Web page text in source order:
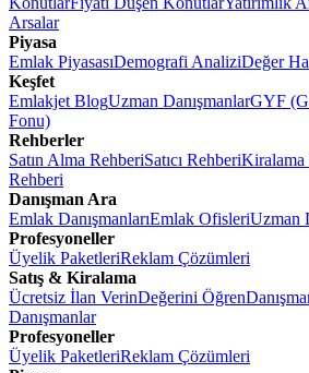
Arsalar
Piyasa
Emlak PiyasasıDemografi AnaliziDeğer
Keşfet
Emlakjet BlogUzman DanışmanlarGYF
Fonu)
Rehberler
Satın Alma RehberiSatıcı RehberiKiralama
Rehberi
Danışman Ara
Emlak DanışmanlarıEmlak OfisleriUzman
Profesyoneller
Üyelik PaketleriReklam Çözümleri
Satış & Kiralama
Ücretsiz İlan VerinDeğerini Öğren
Danışmanlar
Profesyoneller
Üyelik PaketleriReklam Çözümleri